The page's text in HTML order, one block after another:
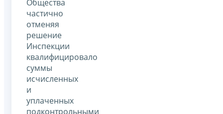
Общества
частично
отменяя
решение
Инспекции
квалифицировало
суммы
исчисленных
и
уплаченных
подконтрольными